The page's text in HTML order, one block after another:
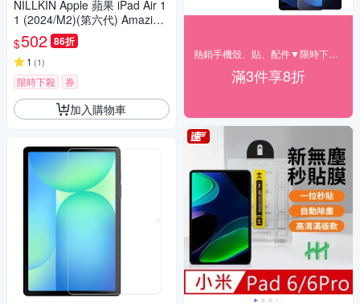
NILLKIN Apple 蘋果 iPad Air 1
1 (2024/M2)(第六代) Amazing
V+ 抗藍光玻璃貼
$502 86折
1 (1)
限時下殺 券
加入購物車
滿3件享8折